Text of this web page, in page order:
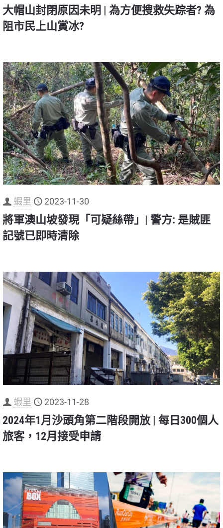
大帽山封閉原因未明 | 為方便搜救失踪者? 為
阻市民上山賞冰?
蝦里 2023-11-30
將軍澳山坡發現「可疑絲帶」| 警方: 是賊匪
記號已即時清除
蝦里 2023-11-28
2024年1月沙頭角第二階段開放 | 每日300個人
旅客，12月接受申請